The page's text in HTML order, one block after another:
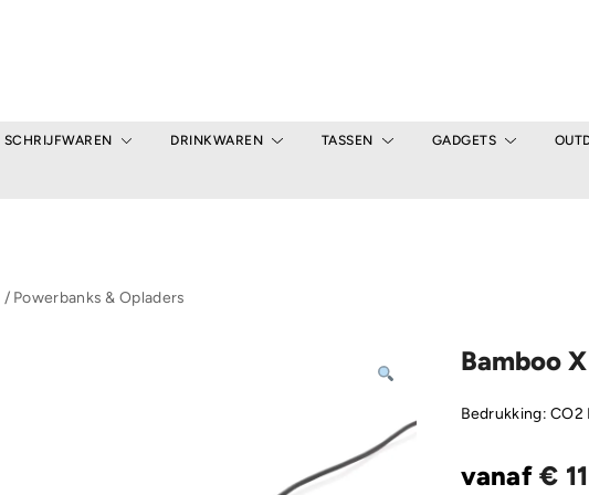
SCHRIJFWAREN DRINKWAREN TASSEN GADGETS
/ Powerbanks & Opladers
Bamboo
Bedrukking: CO2
vanaf €